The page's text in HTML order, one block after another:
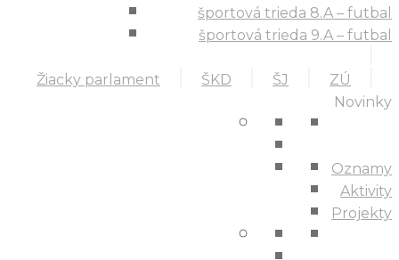
športová trieda 8.A – futbal
športová trieda 9.A – futbal
Žiacky parlament ŠKD ŠJ ZÚ
Novinky
Oznamy
Aktivity
Projekty